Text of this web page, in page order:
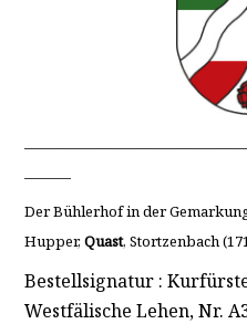
Der Bühlerhof in der
Hupper,Quast, Stortzenbach
Bestellsignatur :
Westfälische Lehen, Nr.